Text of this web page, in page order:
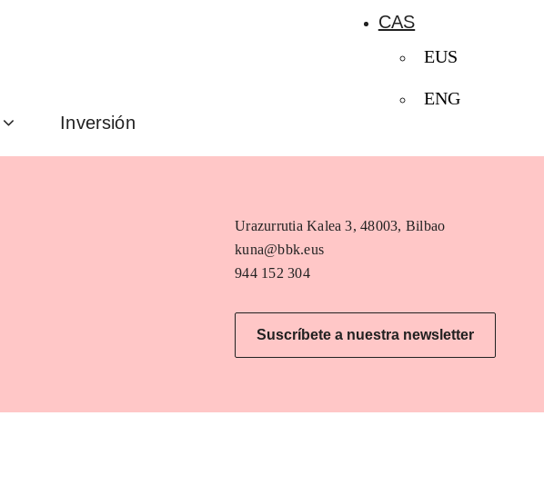
Inversión
CAS
EUS
ENG
Urazurrutia Kalea 3, 48003, Bilbao
kuna@bbk.eus
944 152 304
Suscríbete a nuestra newsletter